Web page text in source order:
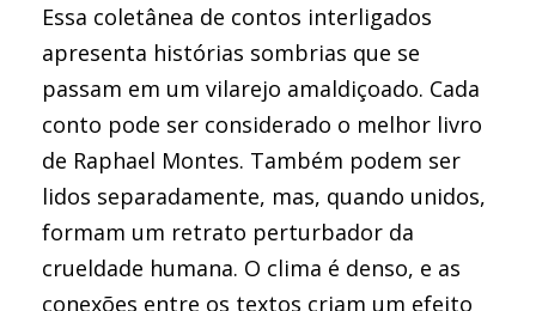
Essa coletânea de contos interligados
apresenta histórias sombrias que se
passam em um vilarejo amaldiçoado. Cada
conto pode ser considerado o melhor livro
de Raphael Montes. Também podem ser
lidos separadamente, mas, quando unidos,
formam um retrato perturbador da
crueldade humana. O clima é denso, e as
conexões entre os textos criam um efeito